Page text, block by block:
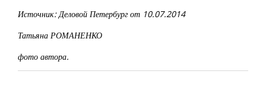
Источник: Деловой Петербург от 10.07.2014
Татьяна РОМАНЕНКО
фото автора.